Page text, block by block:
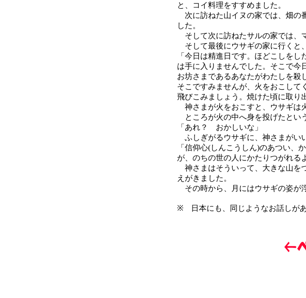
と、コイ料理をすすめました。
次に訪ねた山イヌの家では、畑の
した。
そして次に訪ねたサルの家では、
そして最後にウサギの家に行くと
「今日は精進日です。ほどこしを
は手に入りませんでした。そこで今
お坊さまであるあなたがわたしを殺
そこですみませんが、火をおこして
飛びこみましょう。焼けた頃に取り
神さまが火をおこすと、ウサギは
ところが火の中へ身を投げたとい
「あれ？ おかしいな」
ふしぎがるウサギに、神さまがい
「信仰心(しんこうしん)のあつい
が、のちの世の人にかたりつがれる
神さまはそういって、大きな山を
えがきました。
その時から、月にはウサギの姿が
※ 日本にも、同じようなお話し